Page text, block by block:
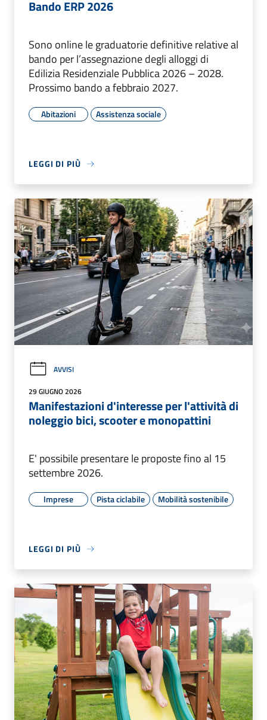
Bando ERP 2026
Sono online le graduatorie definitive relative al
bando per l’assegnazione degli alloggi di
Edilizia Residenziale Pubblica 2026 – 2028.
Prossimo bando a febbraio 2027.
Abitazioni Assistenza sociale
LEGGI DI PIÙ
AVVISI
29 GIUGNO 2026
Manifestazioni d'interesse per l'attività di
noleggio bici, scooter e monopattini
E' possibile presentare le proposte fino al 15
settembre 2026.
Imprese Pista ciclabile Mobilità sostenibile
LEGGI DI PIÙ